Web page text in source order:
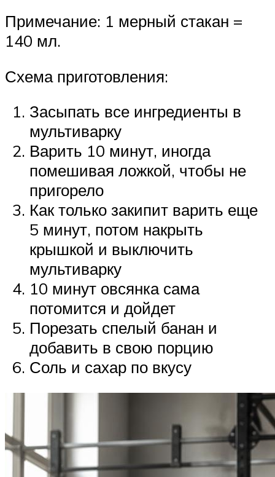
Примечание: 1 мерный стакан =
140 мл.
Схема приготовления:
Засыпать все ингредиенты в
мультиварку
Варить 10 минут, иногда
помешивая ложкой, чтобы не
пригорело
Как только закипит варить еще
5 минут, потом накрыть
крышкой и выключить
мультиварку
10 минут овсянка сама
потомится и дойдет
Порезать спелый банан и
добавить в свою порцию
Соль и сахар по вкусу